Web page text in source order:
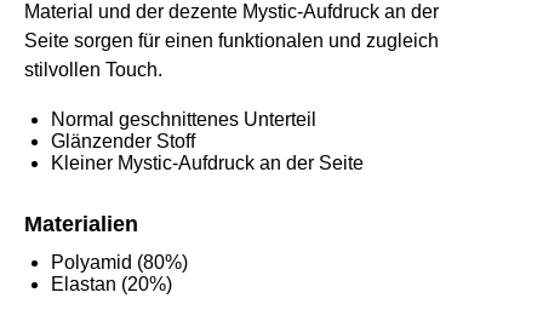
Material und der dezente Mystic-Aufdruck an der
Seite sorgen für einen funktionalen und zugleich
stilvollen Touch.
Normal geschnittenes Unterteil
Glänzender Stoff
Kleiner Mystic-Aufdruck an der Seite
Materialien
Polyamid (80%)
Elastan (20%)